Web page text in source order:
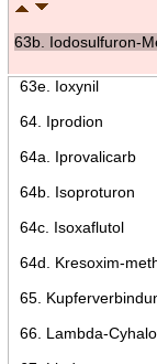
63b. Iodosulfuron-
63e. Ioxynil
64. Iprodion
64a. Iprovalicarb
64b. Isoproturon
64c. Isoxaflutol
64d. Kresoxim-
65.
66. Lambda-